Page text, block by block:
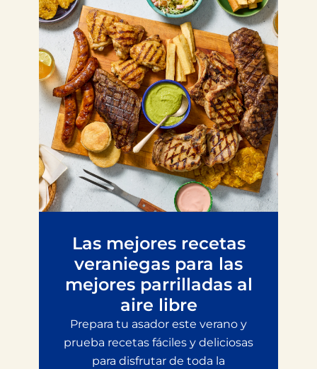
Las mejores recetas
veraniegas para las
mejores parrilladas al
aire libre
Prepara tu asador este verano y
prueba recetas fáciles y deliciosas
para disfrutar de toda la